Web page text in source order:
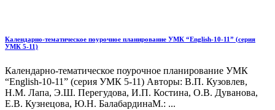
Календарно-тематическое поурочное планирование УМК “English-10-11” (серия
УМК 5-11)
Календарно-тематическое поурочное планирование УМК
“English-10-11” (серия УМК 5-11) Авторы: В.П. Кузовлев,
Н.М. Лапа, Э.Ш. Перегудова, И.П. Костина, О.В. Дуванова,
Е.В. Кузнецова, Ю.Н. БалабардинаМ.: ...